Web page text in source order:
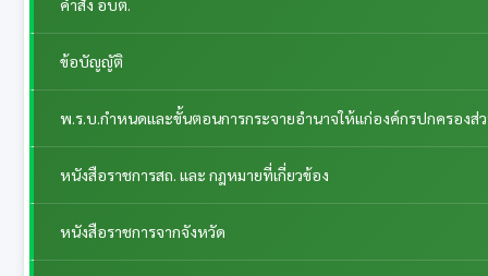
คำสั่ง อบต.
ข้อบัญญัติ
พ.ร.บ.กำหนดและขั้นตอนการกระจายอำนาจให้แก่องค์กรปกครอง
หนังสือราชการสถ. และ กฎหมายที่เกี่ยวข้อง
หนังสือราชการจากจังหวัด